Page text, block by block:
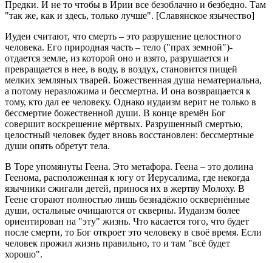
Предки. И не то чтобы в Ирии все безоблачно и безбедно. Там
"так же, как и здесь, только лучше". [Славянское язычество]
Иудеи считают, что смерть – это разрушение целостного
человека. Его природная часть – тело ("прах земной")-
отдается земле, из которой оно и взято, разрушается и
превращается в нее, в воду, в воздух, становится пищей
мелких земляных тварей. Божественная душа нематериальна,
а потому неразложима и бессмертна. И она возвращается к
тому, кто дал ее человеку. Однако иудаизм верит не только в
бессмертие божественной души. В конце времён Бог
совершит воскрешение мёртвых. Разрушенный смертью,
целостный человек будет вновь восстановлен: бессмертные
души опять обретут тела.
В Торе упомянуты Геена. Это метафора. Геена – это долина
Геенома, расположенная к югу от Иерусалима, где некогда
язычники сжигали детей, принося их в жертву Молоху. В
Геене сгорают полностью лишь безнадёжно осквернённые
души, остальные очищаются от скверны. Иудаизм более
ориентирован на "эту" жизнь. Что касается того, что будет
после смерти, то Бог откроет это человеку в своё время. Если
человек прожил жизнь правильно, то и там "всё будет
хорошо".